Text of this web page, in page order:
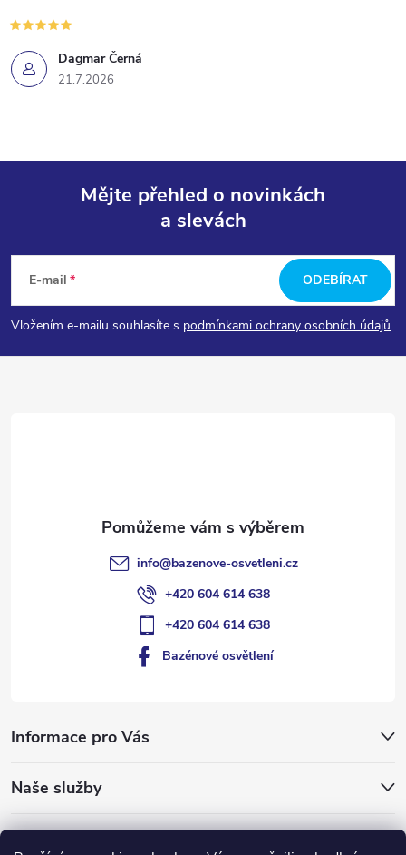
Dagmar Černá
21.7.2026
p
a
Mějte přehled o novinkách
a slevách
E-mail
Vložením e-mailu souhlasíte s podmínkami ochrany osobních údajů
ODEBÍRAT
Informace pro Vás
Naše služby
info@bazenove-osvetleni.cz
+420 604 614 638
+420 604 614 638
Bazénové osvětlení